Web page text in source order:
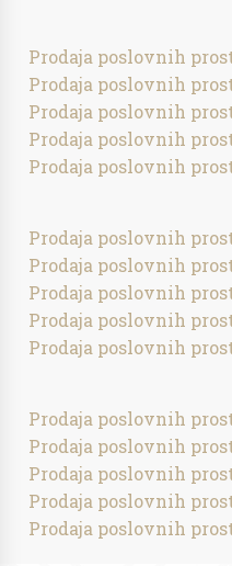
Prodaja poslovnih
Prodaja poslovnih
Prodaja poslovnih
Prodaja poslovnih
Prodaja poslovnih
Prodaja poslovnih
Prodaja poslovnih
Prodaja poslovnih
Prodaja poslovnih
Prodaja poslovnih
Prodaja poslovnih
Prodaja poslovnih
Prodaja poslovnih
Prodaja poslovnih
Prodaja poslovnih